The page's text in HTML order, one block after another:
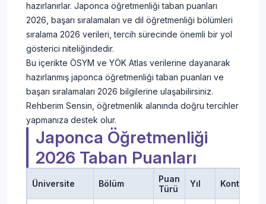
hazırlanırlar. Japonca öğretmenliği taban puanları
2026, başarı sıralamaları ve dil öğretmenliği bölümleri
sıralama 2026 verileri, tercih sürecinde önemli bir yol
gösterici niteliğindedir.
Bu içerikte ÖSYM ve YÖK Atlas verilerine dayanarak
hazırlanmış japonca öğretmenliği taban puanları ve
başarı sıralamaları 2026 bilgilerine ulaşabilirsiniz.
Rehberim Sensin, öğretmenlik alanında doğru tercihler
yapmanıza destek olur.
Japonca Öğretmenliği
2026 Taban Puanları
Üniversite Bölüm
Puan
Türü
Yıl Kontenjan